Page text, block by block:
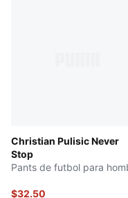
Christian Pulisic Never
Stop
Pants de futbol para
$32.50